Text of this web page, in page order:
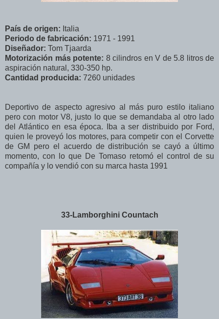
País de origen: Italia
Periodo de fabricación: 1971 - 1991
Diseñador: Tom Tjaarda
Motorización más potente: 8 cilindros en V de 5.8 litros de
aspiración natural, 330-350 hp.
Cantidad producida: 7260 unidades
Deportivo de aspecto agresivo al más puro estilo italiano
pero con motor V8, justo lo que se demandaba al otro lado
del Atlántico en esa época. Iba a ser distribuido por Ford,
quien le proveyó los motores, para competir con el Corvette
de GM pero el acuerdo de distribución se cayó a último
momento, con lo que De Tomaso retomó el control de su
compañía y lo vendió con su marca hasta 1991
33-Lamborghini Countach